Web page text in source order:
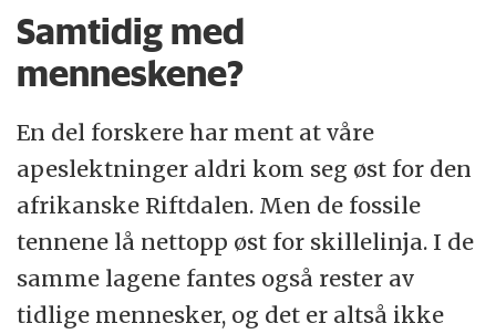
Samtidig med
menneskene?
En del forskere har ment at våre
apeslektninger aldri kom seg øst for den
afrikanske Riftdalen. Men de fossile
tennene lå nettopp øst for skillelinja. I de
samme lagene fantes også rester av
tidlige mennesker, og det er altså ikke